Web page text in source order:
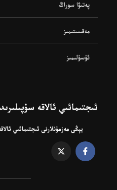
پەتىۋا سوراڭ
مەقسىتىمىز
ئۇسۇلىمىز
ئىجتىمائىي ئالاقە
يېڭى مەزمۇنلارنى ئىجتىمائىي